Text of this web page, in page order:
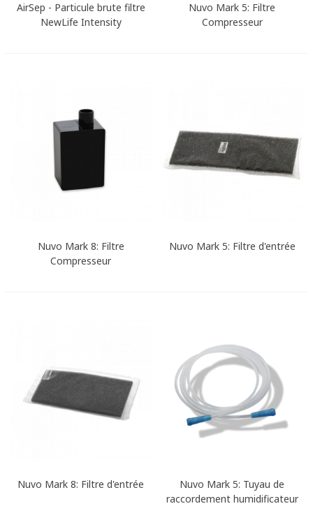
AirSep - Particule brute filtre
NewLife Intensity
Nuvo Mark 5: Filtre
Compresseur
Nuvo Mark 8: Filtre
Compresseur
Nuvo Mark 5: Filtre d'entrée
Nuvo Mark 8: Filtre d'entrée
Nuvo Mark 5: Tuyau de
raccordement humidificateur